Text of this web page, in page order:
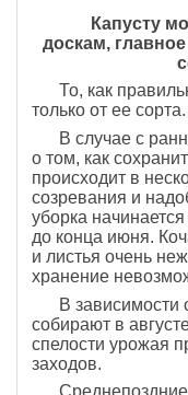
Капусту
доскам,
То, как
только от ее сорта.
В случае с
о том, как
происходит в
созревания и
уборка
до конца июня.
и листья очень
хранение
В зависимости
собирают в
спелости урожая
заходов.